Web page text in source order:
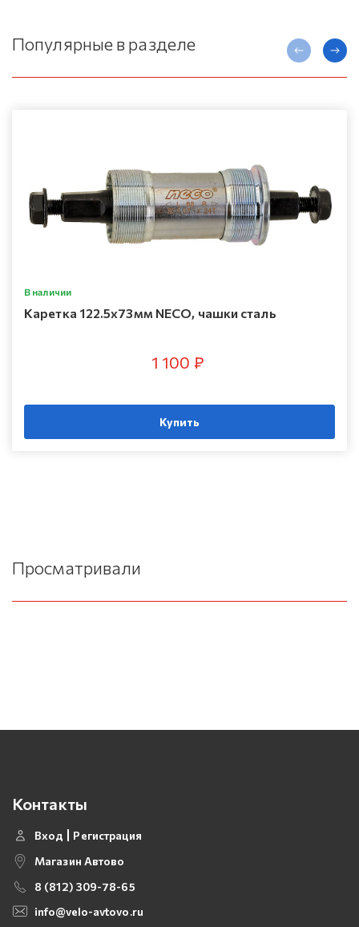
Популярные в разделе
В наличии
Каретка 122.5х73мм NECO, чашки сталь
1 100 ₽
Купить
Просматривали
Контакты
Вход
Регистрация
Магазин Автово
8 (812) 309-78-65
info@velo-avtovo.ru